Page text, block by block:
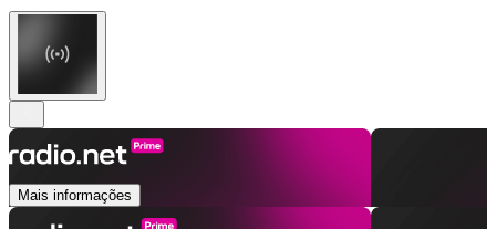
Mais informações